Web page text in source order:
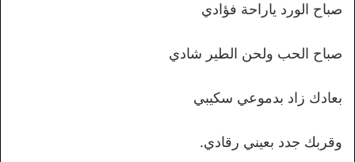
صباح الورد ياراحة فؤادي
صباح الحب ولحن الطير شادي
بعادك زاد بدموعي سكيبي
وقربك جدد بعيني رقادي.